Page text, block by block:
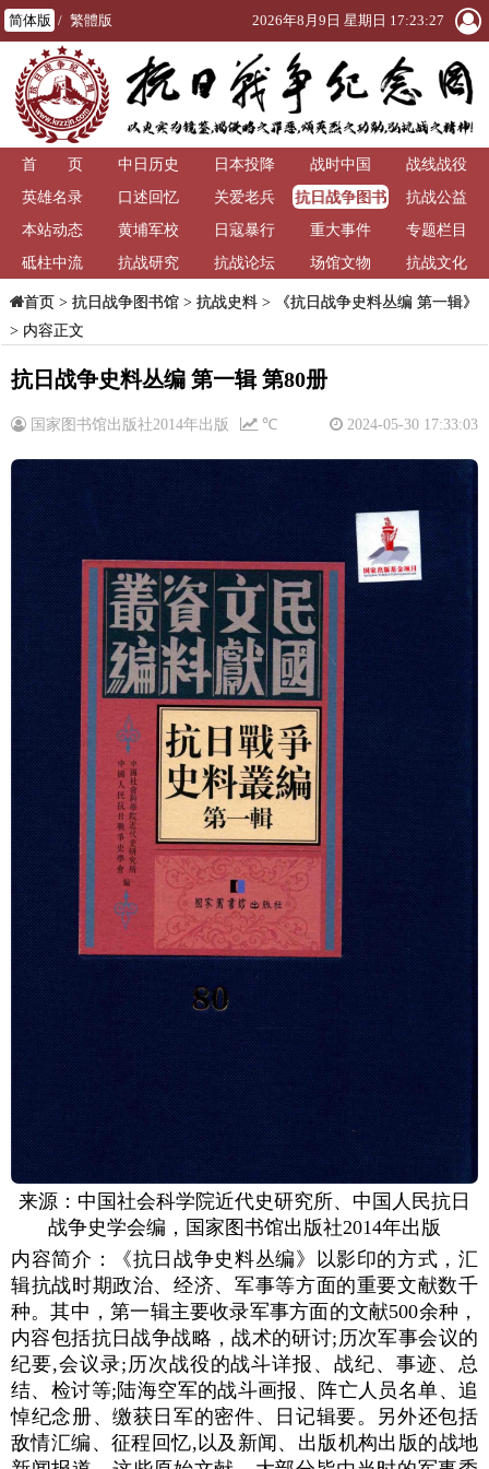
简体版 / 繁體版 2026年8月9日 星期日 17:23:27
首 页 中日历史 日本投降 战时中国
战线战役
英雄名录
口述回忆 关爱老兵
抗日战争图书
馆
抗战公益
本站动态
黄埔军校 日寇暴行 重大事件
专题栏目
砥柱中流
抗战研究 抗战论坛 场馆文物 抗战文化
首页> 抗日战争图书馆> 抗战史料>
《抗日战争史料丛编 第一辑》
> 内容正文
抗日战争史料丛编 第一辑 第80册
国家图书馆出版社2014年出版 2024-05-30 17:33:03
℃
来源：中国社会科学院近代史研究所、中国人民抗日
战争史学会编，国家图书馆出版社2014年出版
内容简介：《抗日战争史料丛编》以影印的方式，汇
辑抗战时期政治、经济、军事等方面的重要文献数千
种。其中，第一辑主要收录军事方面的文献500余种，
内容包括抗日战争战略，战术的研讨;历次军事会议的
纪要,会议录;历次战役的战斗详报、战纪、事迹、总
结、检讨等;陆海空军的战斗画报、阵亡人员名单、追
悼纪念册、缴获日军的密件、日记辑要。另外还包括
敌情汇编、征程回忆,以及新闻、出版机构出版的战地